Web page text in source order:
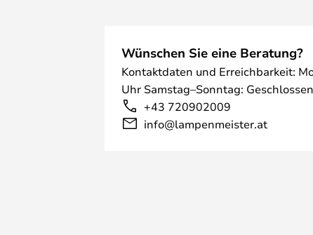
Wünschen Sie eine Beratung?
Kontaktdaten und Erreichbarkeit:
Uhr Samstag–Sonntag: Geschlossen
+43 720902009
info@lampenmeister.at